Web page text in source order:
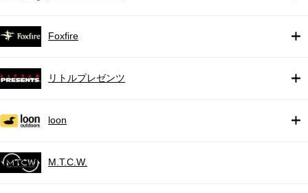
Foxfire
リトルプレゼンツ
loon
M.T.C.W.